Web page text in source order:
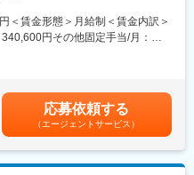
おります。
、現在感染症対策のためオンライ
場の施工レンタルの提案
理／採算管理
手順打ち合わせ
＜賃金形態＞月給制＜賃金内訳＞
円その他固定手当/月：
（平均支給実績3.99 ヶ月）賃金
選考を通じて上下する可能性が
を含めた表記です。
応募依頼する
（エージェントサービス）